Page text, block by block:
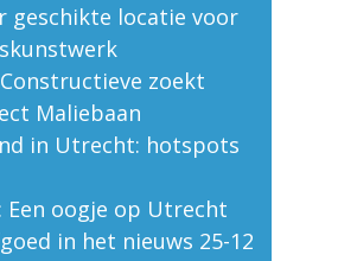
geschikte locatie voor
zoekt
Maliebaan
in Utrecht: hotspots
Een oogje op Utrecht
in het nieuws 25-12